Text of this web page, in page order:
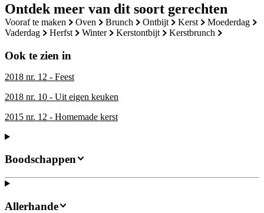
Ontdek meer van dit soort gerechten
vooraf te maken oven brunch ontbijt kerst
moederdag
vaderdag
herfst winter kerstontbijt kerstbrunch
Ook te zien in
2018 nr. 12 - Feest
2018 nr. 10 - Uit eigen keuken
2015 nr. 12 - Homemade kerst
Boodschappen
Allerhande